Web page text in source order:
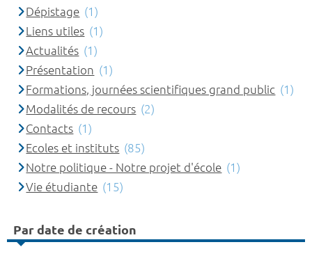
Dépistage (1)
Liens utiles (1)
Actualités (1)
Présentation (1)
Formations, journées scientifiques grand public (1)
Modalités de recours (2)
Contacts (1)
Ecoles et instituts (85)
Notre politique - Notre projet d'école (1)
Vie étudiante (15)
Par date de création